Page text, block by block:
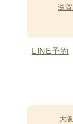
滋
LINE予約
大